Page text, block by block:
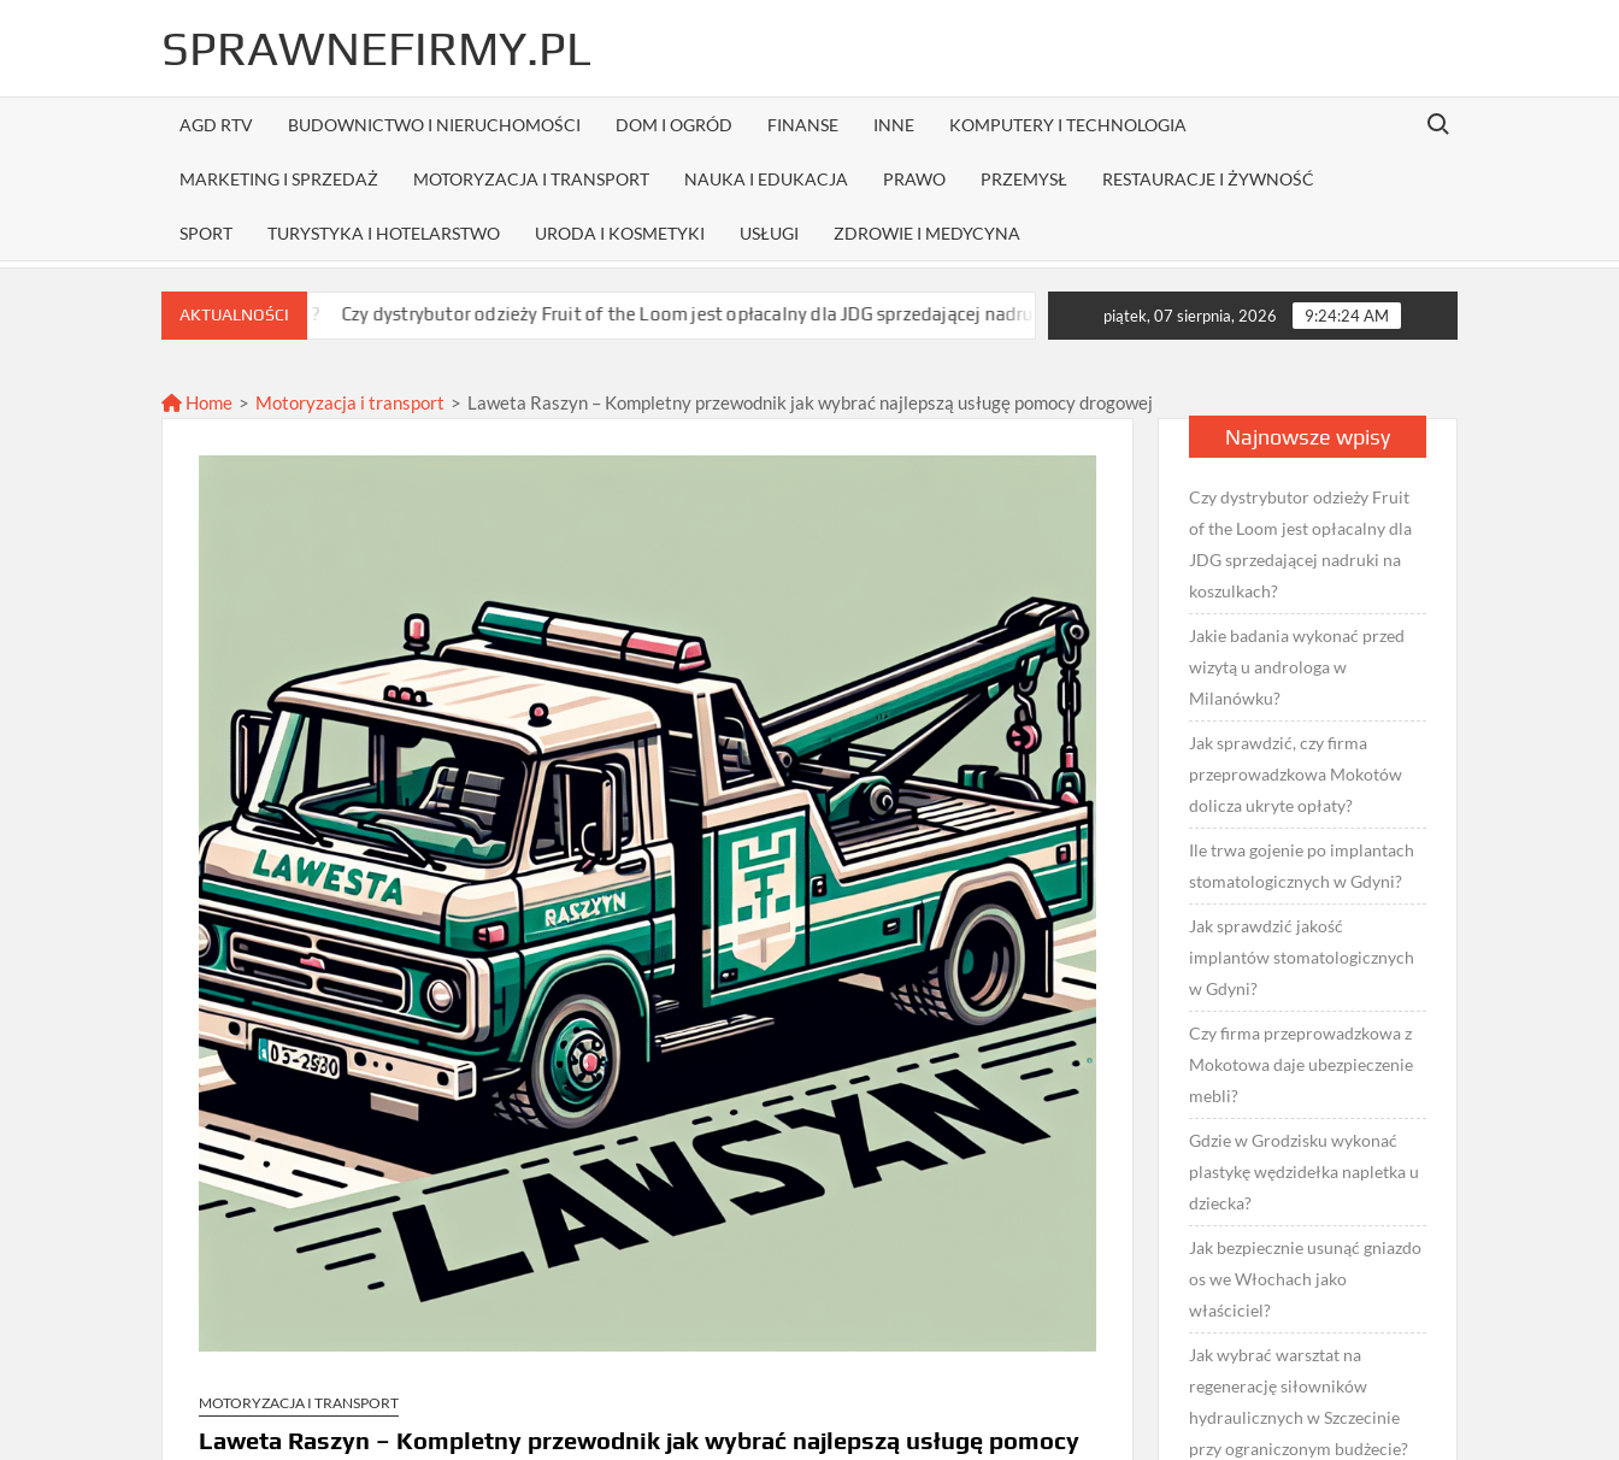
SPRAWNEFIRMY.PL
AGD RTV BUDOWNICTWO I NIERUCHOMOŚCI DOM I OGRÓD FINANSE INNE KOMPUTERY I TECHNOLOGIA
MARKETING I SPRZEDAŻ MOTORYZACJA I TRANSPORT NAUKA I EDUKACJA PRAWO PRZEMYSŁ RESTAURACJE I ŻYWNOŚĆ
SPORT TURYSTYKA I HOTELARSTWO URODA I KOSMETYKI USŁUGI ZDROWIE I MEDYCYNA
Search for:
AKTUALNOŚCI
Czy dystrybutor odzieży Fruit of the Loom jest opłacalny dla JDG sprzedającej nadruki na koszulkach? Jakie badania wykonać przed wizytą u androloga w Milanówku?
piątek, 07 sierpnia, 2026 9:24:26 AM
Home > Motoryzacja i transport > Laweta Raszyn – Kompletny przewodnik jak wybrać najlepszą usługę pomocy drogowej
MOTORYZACJA I TRANSPORT
Laweta Raszyn – Kompletny przewodnik jak wybrać najlepszą usługę pomocy
Najnowsze wpisy
Czy dystrybutor odzieży Fruit
of the Loom jest opłacalny dla
JDG sprzedającej nadruki na
koszulkach?
Jakie badania wykonać przed
wizytą u androloga w
Milanówku?
Jak sprawdzić, czy firma
przeprowadzkowa Mokotów
dolicza ukryte opłaty?
Ile trwa gojenie po implantach
stomatologicznych w Gdyni?
Jak sprawdzić jakość
implantów stomatologicznych
w Gdyni?
Czy firma przeprowadzkowa z
Mokotowa daje ubezpieczenie
mebli?
Gdzie w Grodzisku wykonać
plastykę wędzidełka napletka u
dziecka?
Jak bezpiecznie usunąć gniazdo
os we Włochach jako
właściciel?
Jak wybrać warsztat na
regenerację siłowników
hydraulicznych w Szczecinie
przy ograniczonym budżecie?